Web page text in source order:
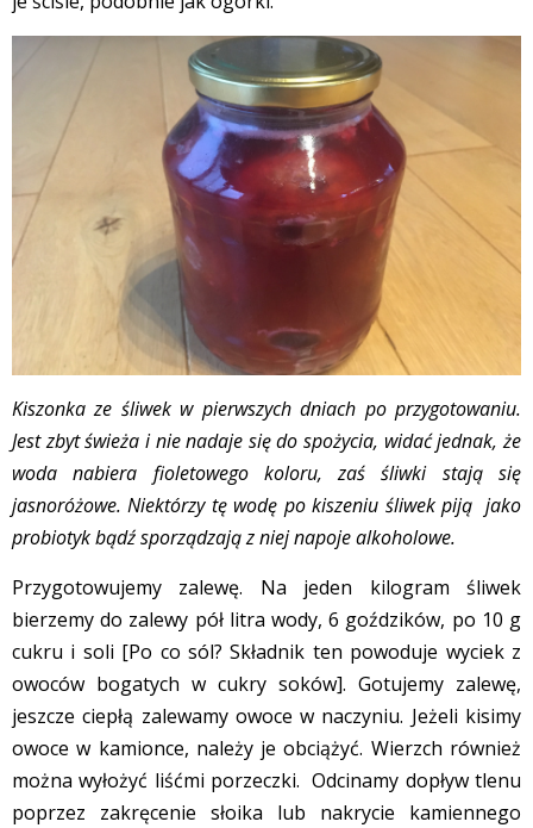
Kiszonka ze śliwek w pierwszych dniach po przygotowaniu.
Jest zbyt świeża i nie nadaje się do spożycia, widać jednak, że
woda nabiera fioletowego koloru, zaś śliwki stają się
jasnoróżowe. Niektórzy tę wodę po kiszeniu śliwek piją jako
probiotyk bądź sporządzają z niej napoje alkoholowe.
Przygotowujemy zalewę. Na jeden kilogram śliwek
bierzemy do zalewy pół litra wody, 6 goździków, po 10 g
cukru i soli [Po co sól? Składnik ten powoduje wyciek z
owoców bogatych w cukry soków]. Gotujemy zalewę,
jeszcze ciepłą zalewamy owoce w naczyniu. Jeżeli kisimy
owoce w kamionce, należy je obciążyć. Wierzch również
można wyłożyć liśćmi porzeczki. Odcinamy dopływ tlenu
poprzez zakręcenie słoika lub nakrycie kamiennego